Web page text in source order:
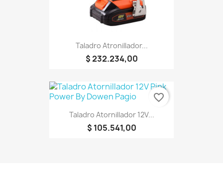
Taladro Atronillador...
$ 232.234,00
Taladro Atornillador 12V...
$ 105.541,00
favorite_border